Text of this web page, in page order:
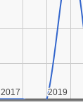
2017
2017 2019
2019